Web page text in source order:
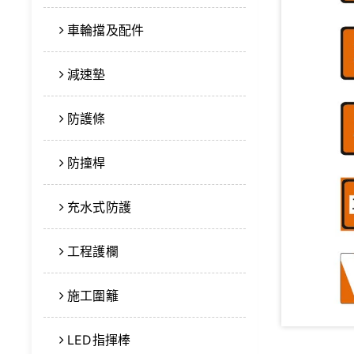
車輪擋及配件
減速墊
防護條
防撞桿
充水式防護
工程護欄
施工圍籬
LED指揮棒